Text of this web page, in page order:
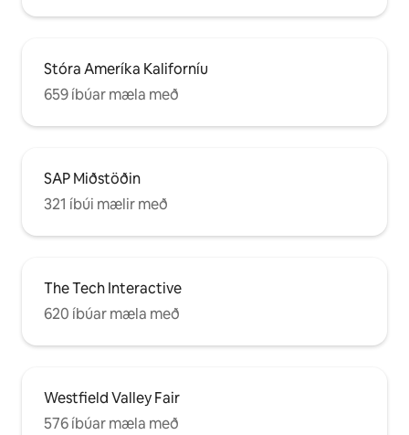
Stóra Ameríka Kaliforníu
659 íbúar mæla með
SAP Miðstöðin
321 íbúi mælir með
The Tech Interactive
620 íbúar mæla með
Westfield Valley Fair
576 íbúar mæla með